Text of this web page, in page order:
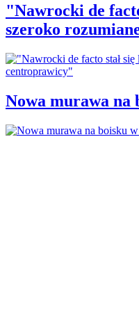
"Nawrocki de
szeroko
Nowa murawa na